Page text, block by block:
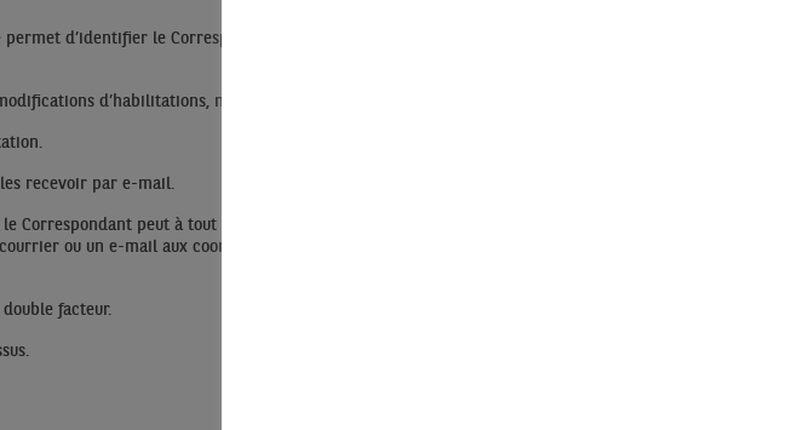
d’identifier le Correspondant, de renforcer la sécurité de l’accès au compte et le
d’habilitations, nouvelles actualités,…).
recevoir par e-mail.
peut à tout moment refuser ou changer d’avis sur l’utilisation par BNP
ou un e-mail aux coordonnées mentionnées par le site
facteur.